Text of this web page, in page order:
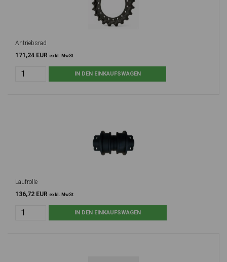
Antriebsrad
171,24 EUR exkl. MwSt
Laufrolle
136,72 EUR exkl. MwSt